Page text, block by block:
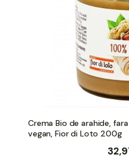
Crema Bio de arahide,
vegan, Fior di Loto 200g